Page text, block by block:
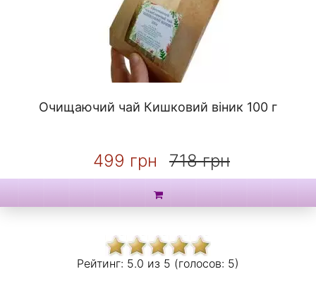
Очищаючий чай Кишковий віник 100 г
499 грн 718 грн
Рейтинг: 5.0 из 5 (голосов: 5)